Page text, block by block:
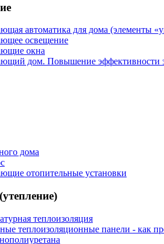
автоматика для дома (элементы
освещение
окна
дом. Повышение эффективности
дома
отопительные установки
теплоизоляция
теплоизоляционные панели - как